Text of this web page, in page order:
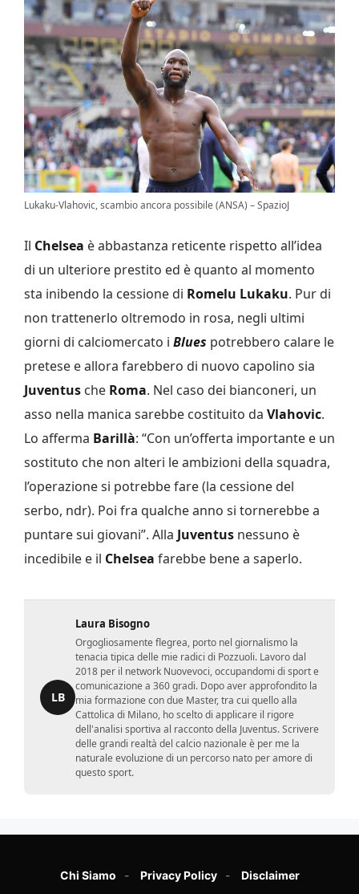
Lukaku-Vlahovic, scambio ancora possibile (ANSA) – SpazioJ
Il Chelsea è abbastanza reticente rispetto all’idea
di un ulteriore prestito ed è quanto al momento
sta inibendo la cessione di Romelu Lukaku. Pur di
non trattenerlo oltremodo in rosa, negli ultimi
giorni di calciomercato i Blues potrebbero calare le
pretese e allora farebbero di nuovo capolino sia
Juventus che Roma. Nel caso dei bianconeri, un
asso nella manica sarebbe costituito da Vlahovic.
Lo afferma Barillà: “Con un’offerta importante e un
sostituto che non alteri le ambizioni della squadra,
l’operazione si potrebbe fare (la cessione del
serbo, ndr). Poi fra qualche anno si tornerebbe a
puntare sui giovani”. Alla Juventus nessuno è
incedibile e il Chelsea farebbe bene a saperlo.
LB
Laura Bisogno
Orgogliosamente flegrea, porto nel giornalismo la
tenacia tipica delle mie radici di Pozzuoli. Lavoro dal
2018 per il network Nuovevoci, occupandomi di sport e
comunicazione a 360 gradi. Dopo aver approfondito la
mia formazione con due Master, tra cui quello alla
Cattolica di Milano, ho scelto di applicare il rigore
dell'analisi sportiva al racconto della Juventus. Scrivere
delle grandi realtà del calcio nazionale è per me la
naturale evoluzione di un percorso nato per amore di
questo sport.
Chi Siamo Privacy Policy Disclaimer